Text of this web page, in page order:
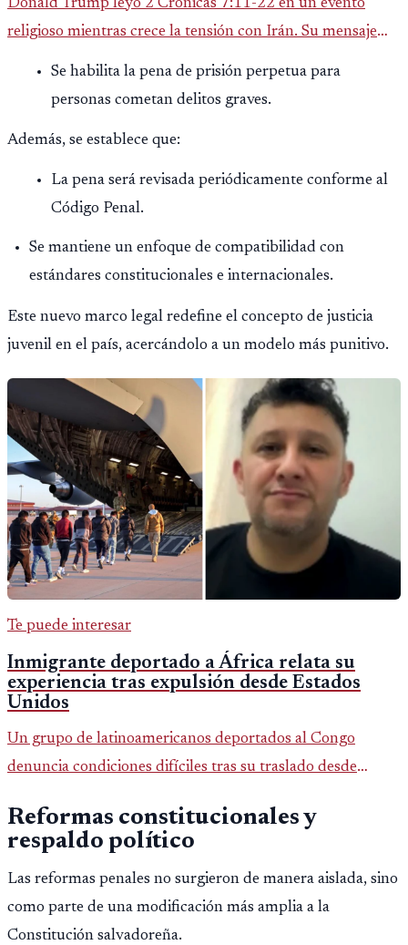
Donald Trump leyó 2 Crónicas 7:11-22 en un evento
religioso mientras crece la tensión con Irán. Su mensaje
reaviva el debate político, religioso y diplomático.
Se habilita la pena de prisión perpetua para
personas cometan delitos graves.
Además, se establece que:
La pena será revisada periódicamente conforme al
Código Penal.
Se mantiene un enfoque de compatibilidad con
estándares constitucionales e internacionales.
Este nuevo marco legal redefine el concepto de justicia
juvenil en el país, acercándolo a un modelo más punitivo.
Te puede interesar
Inmigrante deportado a África relata su
experiencia tras expulsión desde Estados
Unidos
Un grupo de latinoamericanos deportados al Congo
denuncia condiciones difíciles tras su traslado desde
psicológico de llegar a África.
Reformas constitucionales y
respaldo político
Las reformas penales no surgieron de manera aislada, sino
como parte de una modificación más amplia a la
Constitución salvadoreña.